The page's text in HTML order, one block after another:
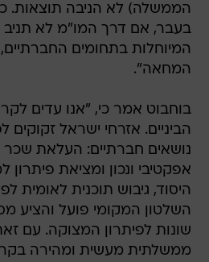
הממשלה) לא הניבה תוצאות.
בעבר, אם דרך המו"מ לא
המיוחלות בתחומים
המחאה".
בוחבוט אמר כי, "אנו עדים
הביניים. אזרחי ישראל זקוקים
נושאים חברתיים: העלאת שכר
אפקטיבי ונכון ומציאת פיתרון
היסוד, גיבוש תוכנית לאומית
השלטון המקומי פועל והציע
שונות לפיתרון המצוקה. עם
ממשלתית מעשית ומהירה